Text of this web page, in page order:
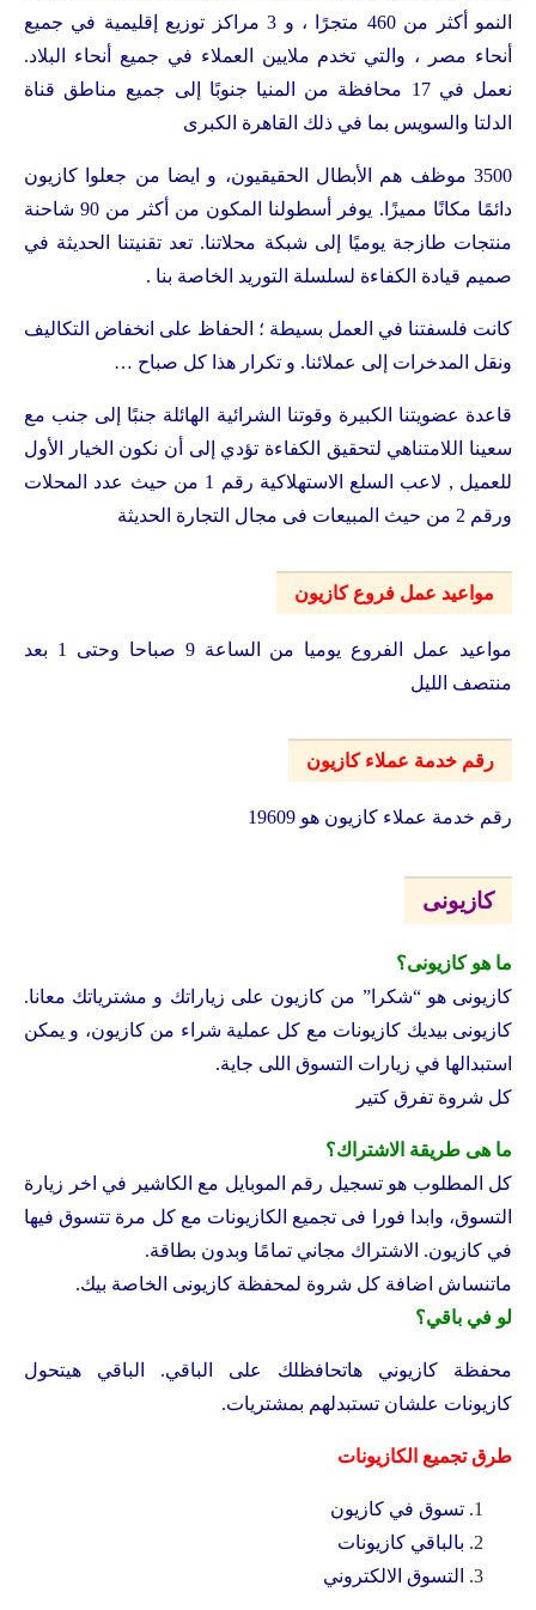
النمو أكثر من 460 متجرًا ، و 3 مراكز توزيع إقليمية في جميع
أنحاء مصر ، والتي تخدم ملايين العملاء في جميع أنحاء البلاد.
نعمل في 17 محافظة من المنيا جنوبًا إلى جميع مناطق قناة
الدلتا والسويس بما في ذلك القاهرة الكبرى
3500 موظف هم الأبطال الحقيقيون، و ايضا من جعلوا كازيون
دائمًا مكانًا مميزًا. يوفر أسطولنا المكون من أكثر من 90 شاحنة
منتجات طازجة يوميًا إلى شبكة محلاتنا. تعد تقنيتنا الحديثة في
صميم قيادة الكفاءة لسلسلة التوريد الخاصة بنا .
كانت فلسفتنا في العمل بسيطة ؛ الحفاظ على انخفاض التكاليف
ونقل المدخرات إلى عملائنا. و تكرار هذا كل صباح …
قاعدة عضويتنا الكبيرة وقوتنا الشرائية الهائلة جنبًا إلى جنب مع
سعينا اللامتناهي لتحقيق الكفاءة تؤدي إلى أن نكون الخيار الأول
للعميل , لاعب السلع الاستهلاكية رقم 1 من حيث عدد المحلات
ورقم 2 من حيث المبيعات فى مجال التجارة الحديثة
مواعيد عمل فروع كازيون
مواعيد عمل الفروع يوميا من الساعة 9 صباحا وحتى 1 بعد
منتصف الليل
رقم خدمة عملاء كازيون
رقم خدمة عملاء كازيون هو 19609
كازيونى
ما هو كازيونى؟
كازيونى هو “شكرا” من كازيون على زياراتك و مشترياتك معانا.
كازيونى بيديك كازيونات مع كل عملية شراء من كازيون، و يمكن
استبدالها في زيارات التسوق اللى جاية.
كل شروة تفرق كتير
ما هى طريقة الاشتراك؟
كل المطلوب هو تسجيل رقم الموبايل مع الكاشير في اخر زيارة
التسوق، وابدا فورا فى تجميع الكازيونات مع كل مرة تتسوق فيها
في كازيون. الاشتراك مجاني تمامًا وبدون بطاقة.
ماتنساش اضافة كل شروة لمحفظة كازيونى الخاصة بيك.
لو في باقي؟
محفظة كازيوني هاتحافظلك على الباقي. الباقي هيتحول
كازيونات علشان تستبدلهم بمشتريات.
طرق تجميع الكازيونات
تسوق في كازيون
بالباقي كازيونات
التسوق الالكتروني